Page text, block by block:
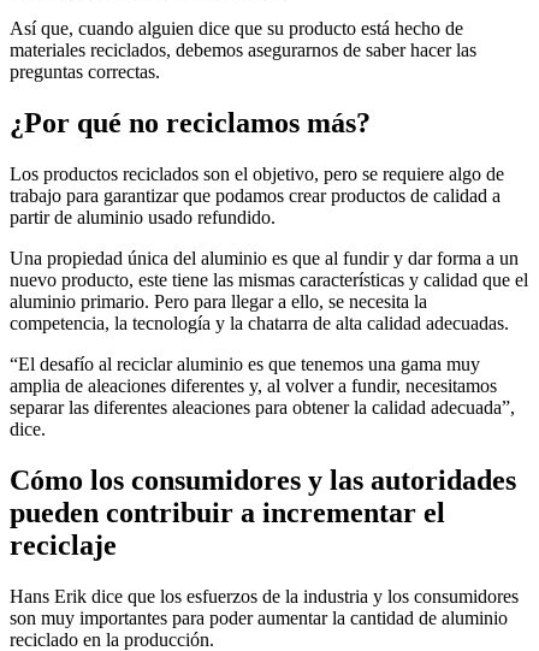
Así que, cuando alguien dice que su producto está hecho de
materiales reciclados, debemos asegurarnos de saber hacer las
preguntas correctas.
¿Por qué no reciclamos más?
Los productos reciclados son el objetivo, pero se requiere algo de
trabajo para garantizar que podamos crear productos de calidad a
partir de aluminio usado refundido.
Una propiedad única del aluminio es que al fundir y dar forma a un
nuevo producto, este tiene las mismas características y calidad que el
aluminio primario. Pero para llegar a ello, se necesita la
competencia, la tecnología y la chatarra de alta calidad adecuadas.
“El desafío al reciclar aluminio es que tenemos una gama muy
amplia de aleaciones diferentes y, al volver a fundir, necesitamos
separar las diferentes aleaciones para obtener la calidad adecuada”,
dice.
Cómo los consumidores y las autoridades
pueden contribuir a incrementar el
reciclaje
Hans Erik dice que los esfuerzos de la industria y los consumidores
son muy importantes para poder aumentar la cantidad de aluminio
reciclado en la producción.